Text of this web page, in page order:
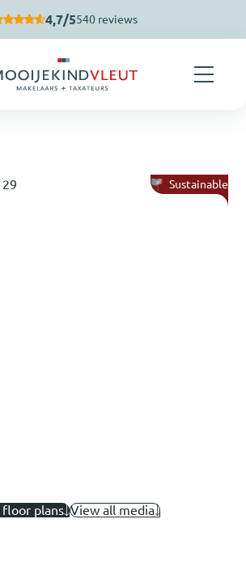
4,7/5540 reviews
Sustainable
plans View all media